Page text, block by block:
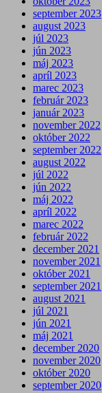
september 2023
august 2023
júl 2023
jún 2023
máj 2023
apríl 2023
marec 2023
február 2023
január 2023
november 2022
október 2022
september 2022
august 2022
júl 2022
jún 2022
máj 2022
apríl 2022
marec 2022
február 2022
december 2021
november 2021
október 2021
september 2021
august 2021
júl 2021
jún 2021
máj 2021
december 2020
november 2020
október 2020
september 2020